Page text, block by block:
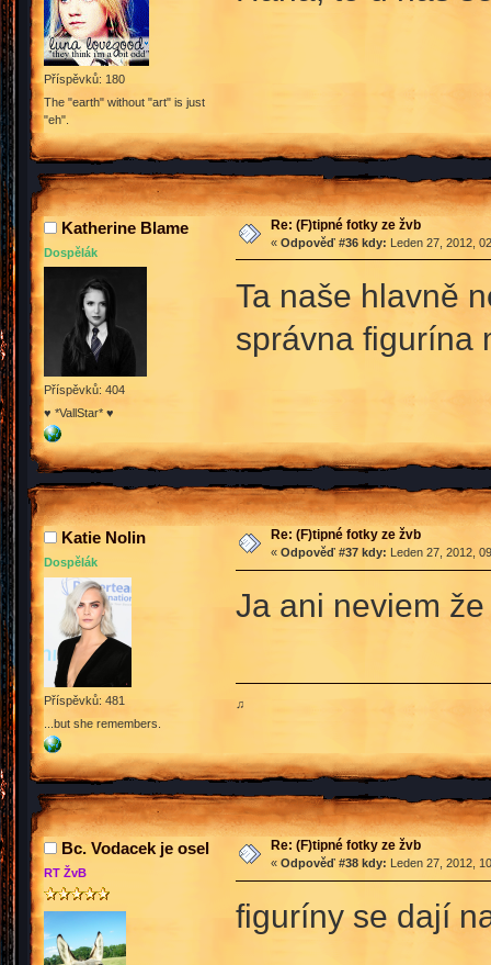
Příspěvků: 180
The "earth" without "art" is just
"eh".
Katherine Blame
Dospělák
Příspěvků: 404
♥ *VallStar* ♥
Re: (F)tipné fotky ze žvb
« Odpověď #36 kdy: Leden 27, 2012,
Ta naše hlavně
správna figurína
Katie Nolin
Dospělák
Příspěvků: 481
...but she remembers.
Re: (F)tipné fotky ze žvb
« Odpověď #37 kdy: Leden 27, 2012,
Ja ani neviem
♫
Bc. Vodacek je osel
RT ŽvB
Re: (F)tipné fotky ze žvb
« Odpověď #38 kdy: Leden 27, 2012,
figuríny se dají